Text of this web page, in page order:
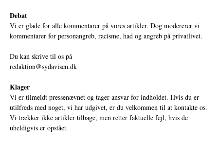
Debat
Vi er glade for alle kommentarer på vores artikler. Dog modererer vi
kommentarer for personangreb, racisme, had og angreb på privatlivet.
Du kan skrive til os på
redaktion@sydavisen.dk
Klager
Vi er tilmeldt pressenævnet og tager ansvar for indholdet. Hvis du er
utilfreds med noget, vi har udgivet, er du velkommen til at kontakte os.
Vi trækker ikke artikler tilbage, men retter faktuelle fejl, hvis de
uheldigvis er opstået.